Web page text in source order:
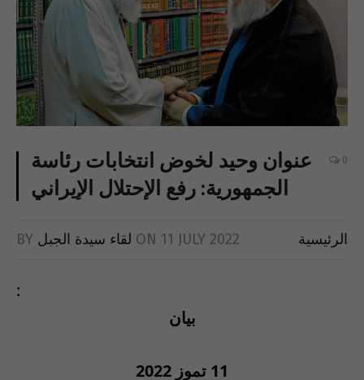
عنوان وحيد لخوض انتخابات رئاسة
الجمهورية: رفع الإحتلال الإيراني
0
BY لقاء سيدة الجبل ON 11 JULY 2022 الرئيسية
:
بيان
11 تموز 2022